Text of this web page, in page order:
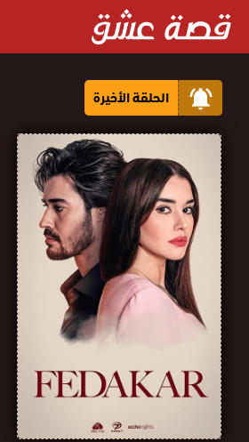
الحلقة الأخيرة